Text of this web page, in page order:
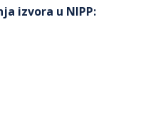
izvora u NIPP: